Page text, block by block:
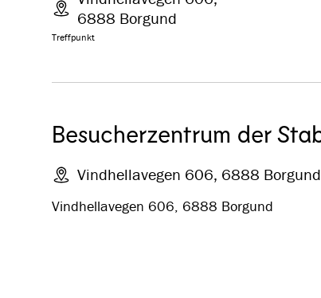
Treffpunkt
6888 Borgund
Besucherzentrum der
Vindhellavegen 606, 6888 Borgund
Vindhellavegen 606, 6888 Borgund